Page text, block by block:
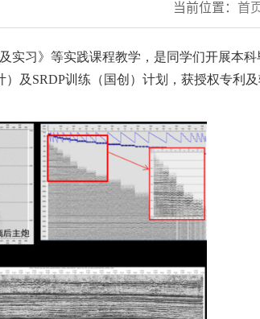
当前位置： 首
实习》等实践课程教学，是同学们开展本
及SRDP训练（国创）计划，获授权专利